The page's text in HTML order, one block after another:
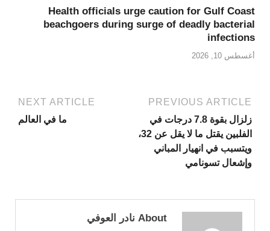
Health officials urge caution for Gulf Coast
beachgoers during surge of deadly bacterial
infections
أغسطس 10, 2026
PREVIOUS ARTICLE
زلزال بقوة 7.8 درجات في
الفلبين يقتل ما لا يقل عن 32،
ويتسبب في انهيار المباني
وإشعال تسونامي
NEXT ARTICLE
ما في العالم
About نادر العوفي